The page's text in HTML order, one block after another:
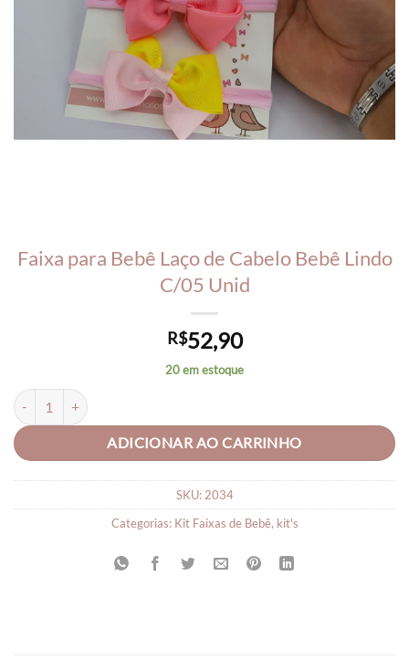
Faixa para Bebê Laço de Cabelo Bebê Lindo
C/05 Unid
R$52,90
20 em estoque
Faixa para Bebê Laço de Cabelo Bebê Lindo C/05 Unid quantidade
ADICIONAR AO CARRINHO
SKU: 2034
Categorias: Kit Faixas de Bebê, kit's